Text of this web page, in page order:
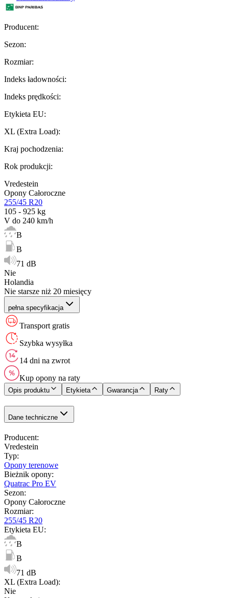
Producent:
Sezon:
Rozmiar:
Indeks ładowności:
Indeks prędkości:
Etykieta EU:
XL (Extra Load):
Kraj pochodzenia:
Rok produkcji:
Vredestein
Opony Całoroczne
255/45 R20
105 - 925 kg
V do 240 km/h
B
B
71 dB
Nie
Holandia
Nie starsze niż 20 miesięcy
pełna specyfikacja
Transport gratis
Szybka wysyłka
14 dni na zwrot
Kup opony na raty
Opis produktu Etykieta Gwarancja Raty
Dane techniczne
Producent:
Vredestein
Typ:
Opony terenowe
Bieżnik opony:
Quatrac Pro EV
Sezon:
Opony Całoroczne
Rozmiar:
255/45 R20
Etykieta EU:
B
B
71 dB
XL (Extra Load):
Nie